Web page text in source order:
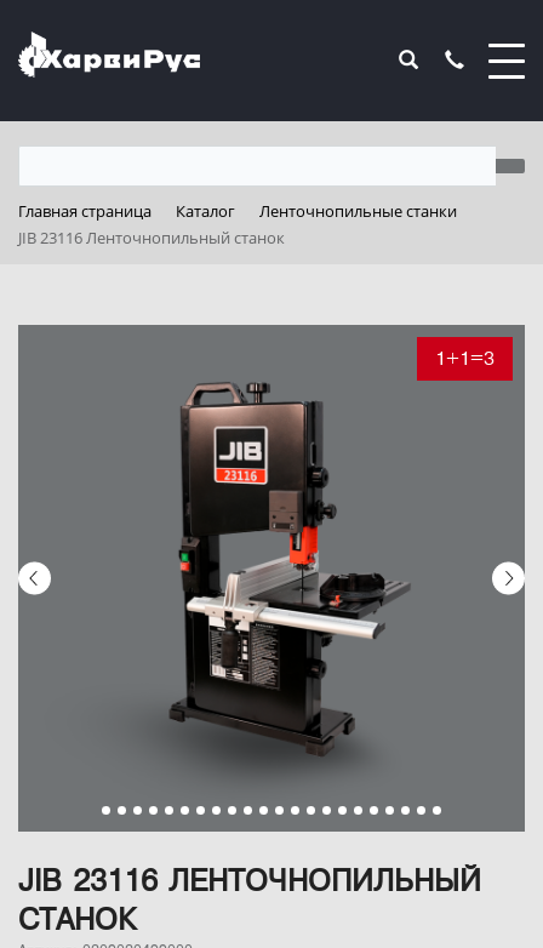
Главная страница Каталог
Ленточнопильные станки
JIB 23116 Ленточнопильный станок
1+1=3
JIB 23116 ЛЕНТОЧНОПИЛЬНЫЙ
СТАНОК